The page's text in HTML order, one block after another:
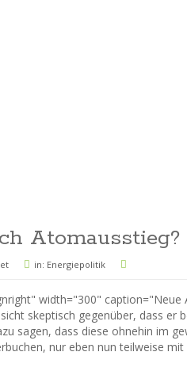
Atomausstieg?
in: Energiepolitik
width="300"
skeptisch gegenüber, dass er
sagen, dass diese ohnehin im
nur eben nun teilweise